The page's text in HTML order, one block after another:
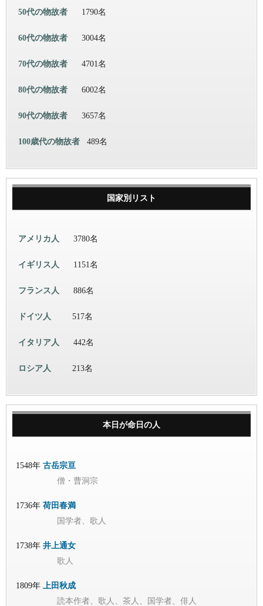
50代の物故者 1790名
60代の物故者 3004名
70代の物故者 4701名
80代の物故者 6002名
90代の物故者 3657名
100歳代の物故者 489名
国家別リスト
アメリカ人 3780名
イギリス人 1151名
フランス人 886名
ドイツ人 517名
イタリア人 442名
ロシア人 213名
本日が命日の人
1548年 古岳宗亘
僧・曹洞宗
1736年 荷田春満
国学者、歌人
1738年 井上通女
歌人
1809年
上田秋成
読本作者、歌人、茶人、国学者、俳人